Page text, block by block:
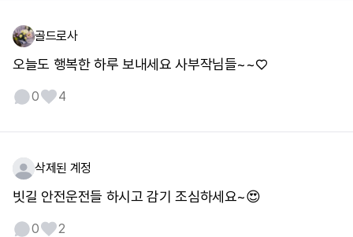
골드로사
오늘도 행복한 하루 보내세요 사부작님들~~♡
0 4
삭제된 계정
빗길 안전운전들 하시고 감기 조심하세요~😍
0 2